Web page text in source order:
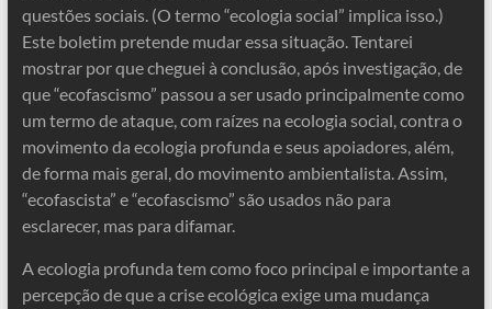
questões sociais. (O termo “ecologia social” implica isso.)
Este boletim pretende mudar essa situação. Tentarei
mostrar por que cheguei à conclusão, após investigação, de
que “ecofascismo” passou a ser usado principalmente como
um termo de ataque, com raízes na ecologia social, contra o
movimento da ecologia profunda e seus apoiadores, além,
de forma mais geral, do movimento ambientalista. Assim,
“ecofascista” e “ecofascismo” são usados ​​não para
esclarecer, mas para difamar.
A ecologia profunda tem como foco principal e importante a
percepção de que a crise ecológica exige uma mudança